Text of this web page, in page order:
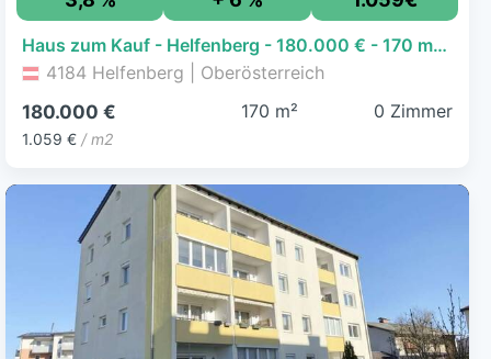
Haus zum Kauf - Helfenberg - 180.000 € - 170 m², 1.265 m² Grundstück
4184 Helfenberg | Oberösterreich
180.000 €
1.059 € / m2
170 m² 0 Zimmer